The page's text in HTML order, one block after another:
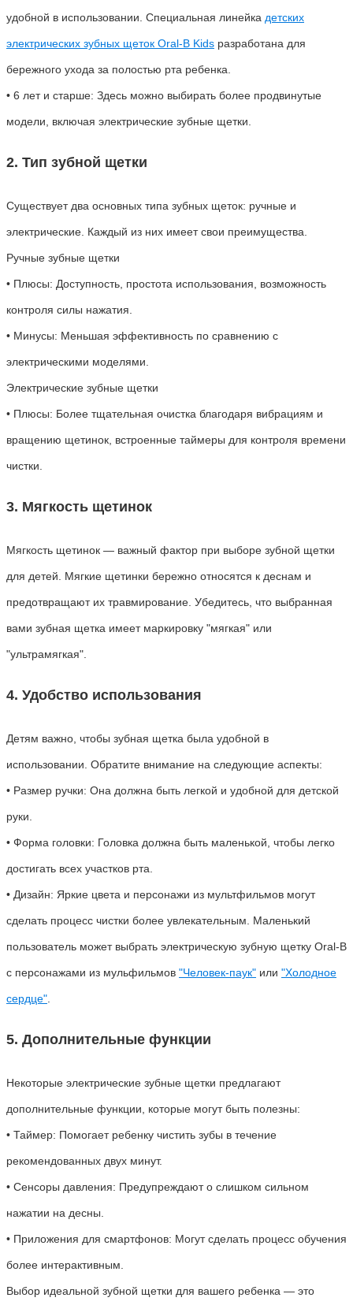
удобной в использовании. Специальная линейка детских
электрических зубных щеток Oral-B Kids разработана для
бережного ухода за полостью рта ребенка.
• 6 лет и старше: Здесь можно выбирать более продвинутые
модели, включая электрические зубные щетки.
2. Тип зубной щетки
Существует два основных типа зубных щеток: ручные и
электрические. Каждый из них имеет свои преимущества.
Ручные зубные щетки
• Плюсы: Доступность, простота использования, возможность
контроля силы нажатия.
• Минусы: Меньшая эффективность по сравнению с
электрическими моделями.
Электрические зубные щетки
• Плюсы: Более тщательная очистка благодаря вибрациям и
вращению щетинок, встроенные таймеры для контроля времени
чистки.
3. Мягкость щетинок
Мягкость щетинок — важный фактор при выборе зубной щетки
для детей. Мягкие щетинки бережно относятся к деснам и
предотвращают их травмирование. Убедитесь, что выбранная
вами зубная щетка имеет маркировку "мягкая" или
"ультрамягкая".
4. Удобство использования
Детям важно, чтобы зубная щетка была удобной в
использовании. Обратите внимание на следующие аспекты:
• Размер ручки: Она должна быть легкой и удобной для детской
руки.
• Форма головки: Головка должна быть маленькой, чтобы легко
достигать всех участков рта.
• Дизайн: Яркие цвета и персонажи из мультфильмов могут
сделать процесс чистки более увлекательным. Маленький
пользователь может выбрать электрическую зубную щетку Oral-B
с персонажами из мульфильмов "Человек-паук" или "Холодное
сердце"
5. Дополнительные функции
Некоторые электрические зубные щетки предлагают
дополнительные функции, которые могут быть полезны:
• Таймер: Помогает ребенку чистить зубы в течение
рекомендованных двух минут.
• Сенсоры давления: Предупреждают о слишком сильном
нажатии на десны.
• Приложения для смартфонов: Могут сделать процесс обучения
более интерактивным.
Выбор идеальной зубной щетки для вашего ребенка — это